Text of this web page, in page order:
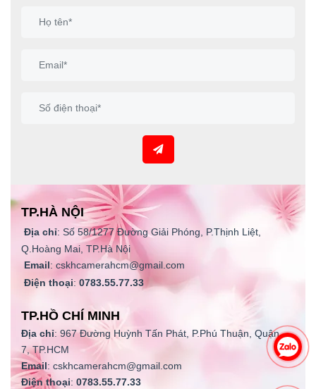
TP.HÀ NỘI
Địa chỉ: Số 58/1277 Đường Giải Phóng, P.Thịnh Liệt,
Q.Hoàng Mai, TP.Hà Nội
Email: cskhcamerahcm@gmail.com
Điện thoại: 0783.55.77.33
TP.HỒ CHÍ MINH
Địa chỉ: 967 Đường Huỳnh Tấn Phát, P.Phú Thuận, Quận
7, TP.HCM
Email: cskhcamerahcm@gmail.com
Điện thoại: 0783.55.77.33